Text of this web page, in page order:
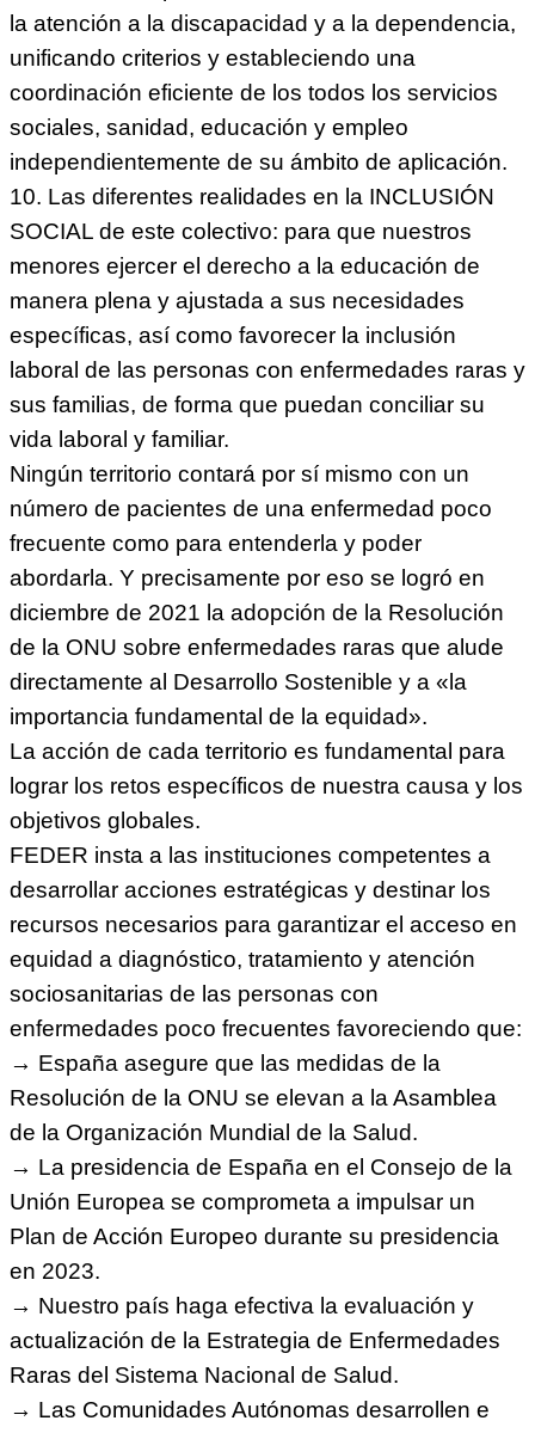
la atención a la discapacidad y a la dependencia,
unificando criterios y estableciendo una
coordinación eficiente de los todos los servicios
sociales, sanidad, educación y empleo
independientemente de su ámbito de aplicación.
10. Las diferentes realidades en la INCLUSIÓN
SOCIAL de este colectivo: para que nuestros
menores ejercer el derecho a la educación de
manera plena y ajustada a sus necesidades
específicas, así como favorecer la inclusión
laboral de las personas con enfermedades raras y
sus familias, de forma que puedan conciliar su
vida laboral y familiar.
Ningún territorio contará por sí mismo con un
número de pacientes de una enfermedad poco
frecuente como para entenderla y poder
abordarla. Y precisamente por eso se logró en
diciembre de 2021 la adopción de la Resolución
de la ONU sobre enfermedades raras que alude
directamente al Desarrollo Sostenible y a «la
importancia fundamental de la equidad».
La acción de cada territorio es fundamental para
lograr los retos específicos de nuestra causa y los
objetivos globales.
FEDER insta a las instituciones competentes a
desarrollar acciones estratégicas y destinar los
recursos necesarios para garantizar el acceso en
equidad a diagnóstico, tratamiento y atención
sociosanitarias de las personas con
enfermedades poco frecuentes favoreciendo que:
→ España asegure que las medidas de la
Resolución de la ONU se elevan a la Asamblea
de la Organización Mundial de la Salud.
→ La presidencia de España en el Consejo de la
Unión Europea se comprometa a impulsar un
Plan de Acción Europeo durante su presidencia
en 2023.
→ Nuestro país haga efectiva la evaluación y
actualización de la Estrategia de Enfermedades
Raras del Sistema Nacional de Salud.
→ Las Comunidades Autónomas desarrollen e